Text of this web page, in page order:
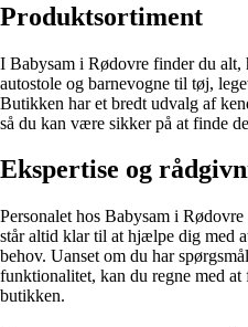
Produktsortiment
I Babysam i Rødovre finder du alt,
autostole og barnevogne til tøj,
Butikken har et bredt udvalg af
så du kan være sikker på at finde
Ekspertise og
Personalet hos Babysam i
står altid klar til at hjælpe dig med
behov. Uanset om du har
funktionalitet, kan du regne med
butikken.